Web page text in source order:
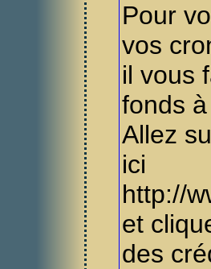
Pour
vos
il vous
fonds
Allez
ici
http://
et
des